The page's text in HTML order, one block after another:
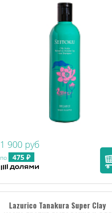
1 900 руб
по 475 ₽
Lazurico Tanakura Super Clay